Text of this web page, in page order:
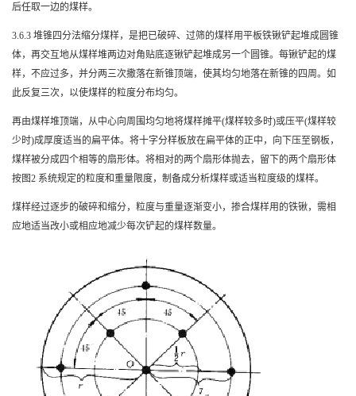
后任取一边的煤样。
3.6.3 堆锥四分法缩分煤样，是把已破碎、过筛的煤样用平板铁锹铲起堆成圆锥
体，再交互地从煤样堆两边对角贴底逐锹铲起堆成另一个圆锥。每锹铲起的煤
样，不应过多，并分两三次撒落在新锥顶端，使其均匀地落在新锥的四周。如
此反复三次，以使煤样的粒度分布均匀。
再由煤样堆顶端，从中心向周围均匀地将煤样摊平(煤样较多时)或压平(煤样较
少时)成厚度适当的扁平体。将十字分样板放在扁平体的正中，向下压至钢板，
煤样被分成四个相等的扇形体。将相对的两个扇形体抛去，留下的两个扇形体
按图2 系统规定的粒度和重量限度，制备成分析煤样或适当粒度级的煤样。
煤样经过逐步的破碎和缩分，粒度与重量逐渐变小，掺合煤样用的铁锹，需相
应地适当改小或相应地减少每次铲起的煤样数量。